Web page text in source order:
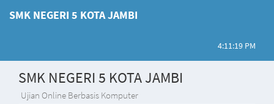
SMK NEGERI 5 KOTA JAMBI
4:11:19 PM
SMK NEGERI 5 KOTA JAMBI
Ujian Online Berbasis Komputer